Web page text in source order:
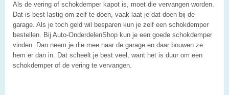
Als de vering of schokdemper kapot is, moet die vervangen worden.
Dat is best lastig om zelf te doen, vaak laat je dat doen bij de
garage. Als je toch geld wil besparen kun je zelf een schokdemper
bestellen. Bij Auto-OnderdelenShop kun je een goede schokdemper
vinden. Dan neem je die mee naar de garage en daar bouwen ze
hem er dan in. Dat scheelt je best veel, want het is duur om een
schokdemper of de vering te vervangen.